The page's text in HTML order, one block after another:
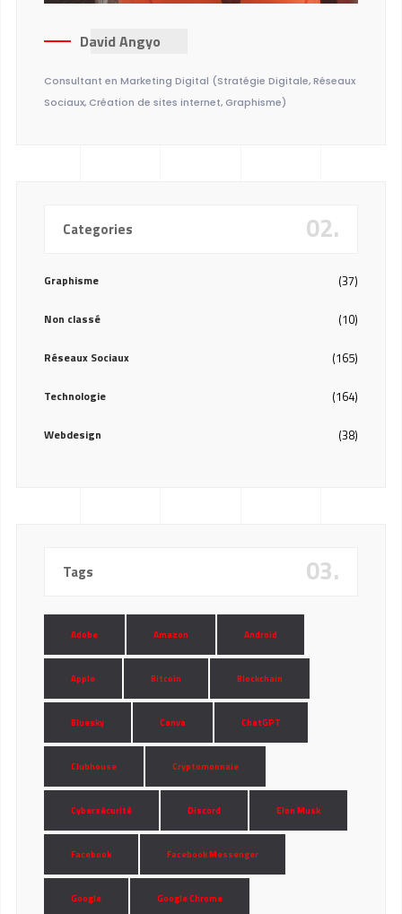
David Angyo
Consultant en Marketing Digital (Stratégie Digitale, Réseaux
Sociaux, Création de sites internet, Graphisme)
Categories 02.
Graphisme (37)
Non classé (10)
Réseaux Sociaux (165)
Technologie (164)
Webdesign (38)
Tags 03.
Adobe Amazon Android
Apple Bitcoin Blockchain
Bluesky Canva ChatGPT
Clubhouse Cryptomonnaie
Cybersécurité Discord Elon Musk
Facebook Facebook Messenger
Google Google Chrome